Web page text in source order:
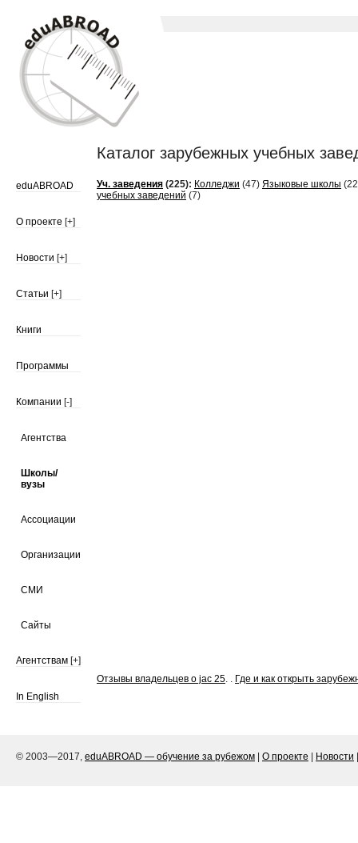
Каталог зарубежных учебных
eduABROAD
О проекте [+]
Новости [+]
Статьи [+]
Книги
Программы
Компании [-]
Агентства
Школы/
вузы
Ассоциации
Организации
СМИ
Сайты
Агентствам [+]
In English
Уч. заведения (225): Колледжи (47) Языковые школы
учебных заведений (7)
Отзывы владельцев о jac 25. . Где и как открыть
© 2003—2017, eduABROAD — обучение за рубежом О проекте Новости